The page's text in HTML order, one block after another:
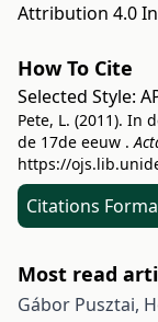
Attribution 4.0
How To Cite
Selected Style:
Pete, L. (2011). In
de 17de eeuw .
https://
Citations
Most read
Gábor Pusztai,